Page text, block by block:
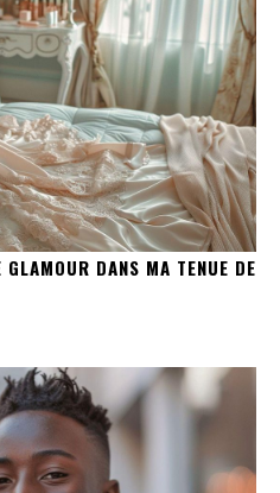
DANS MA TENUE DE